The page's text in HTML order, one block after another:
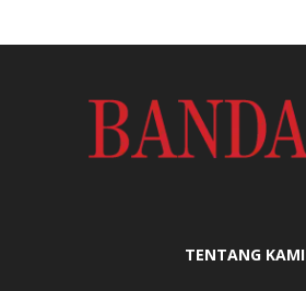
TENTANG KAMI